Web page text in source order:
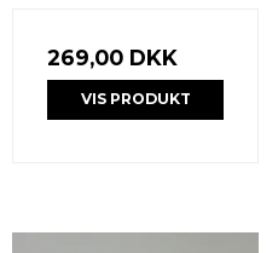
269,00 DKK
VIS PRODUKT